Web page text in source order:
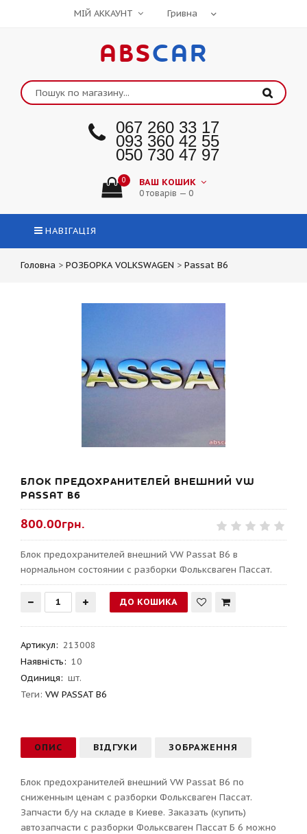
МІЙ АККАУНТ
ABSCAR
067 260 33 17
093 360 42 55
050 730 47 97
0 ВАШ КОШИК
0 товарів — 0
НАВІГАЦІЯ
Головна > РОЗБОРКА VOLKSWAGEN > Passat B6
БЛОК ПРЕДОХРАНИТЕЛЕЙ ВНЕШНИЙ VW
PASSAT B6
800.00грн.
Блок предохранителей внешний VW Passat B6 в
нормальном состоянии с разборки Фольксваген Пассат.
Артикул: 213008
Наявність: 10
Одиниця: шт.
Теги: VW PASSAT B6
ОПИС ВІДГУКИ ЗОБРАЖЕННЯ
Блок предохранителей внешний VW Passat B6 по
сниженным ценам с разборки Фольксваген Пассат.
Запчасти б/у на складе в Киеве. Заказать (купить)
автозапчасти с разборки Фольксваген Пассат Б 6 можно